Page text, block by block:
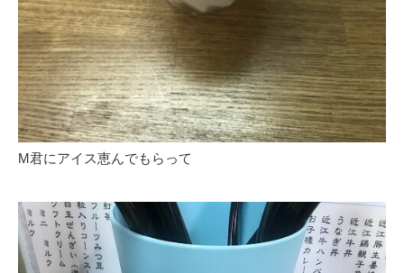
M君にアイス恵んでもらって